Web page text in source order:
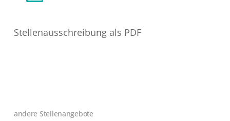
Stellenausschreibung als PDF
andere Stellenangebote